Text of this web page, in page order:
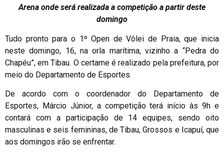
Arena onde será realizada a competição a partir deste
domingo
Tudo pronto para o 1º Open de Vôlei de Praia, que inicia
neste domingo, 16, na orla marítima, vizinho a “Pedra do
Chapéu”, em Tibau. O certame é realizado pela prefeitura, por
meio do Departamento de Esportes.
De acordo com o coordenador do Departamento de
Esportes, Márcio Júnior, a competição terá início às 9h e
contará com a participação de 14 equipes, sendo oito
masculinas e seis femininas, de Tibau, Grossos e Icapuí, que
aos domingos irão se enfrentar.